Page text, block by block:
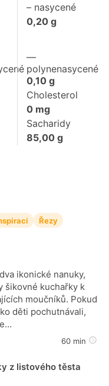
– nasycené
0,20g
––
polynenasycené
0,10g
Cholesterol
0mg
Sacharidy
85,00g
Řezy
ještě nebyl hodnocen
ikonické nanuky,
šikovné kuchařky k
moučníků. Pokud
děti pochutnávali,
60 min
z listového těsta
ještě nebyl hodnocen